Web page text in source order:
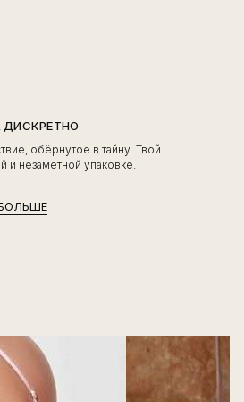
обёрнутое в тайну. Твой
и незаметной упаковке.